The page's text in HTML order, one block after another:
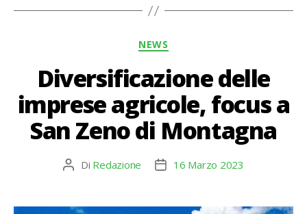
Categorie
NEWS
Diversificazione delle
imprese agricole, focus a
San Zeno di Montagna
Autore
Di Redazione
Data16 Marzo 2023